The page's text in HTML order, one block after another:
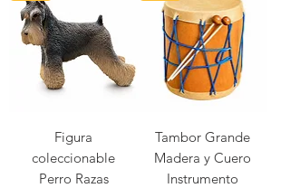
Figura
coleccionable
Perro Razas
Tambor Grande
Madera y Cuero
Instrumento